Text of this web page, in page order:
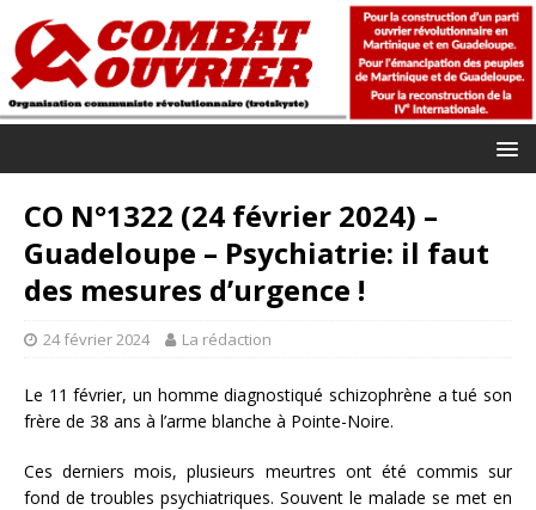
CO N°1322 (24 février 2024) –
Guadeloupe – Psychiatrie: il faut
des mesures d’urgence !
24 février 2024 La rédaction
Le 11 février, un homme diagnostiqué schizophrène a tué son
frère de 38 ans à l’arme blanche à Pointe-Noire.
Ces derniers mois, plusieurs meurtres ont été commis sur
fond de troubles psychiatriques. Souvent le malade se met en